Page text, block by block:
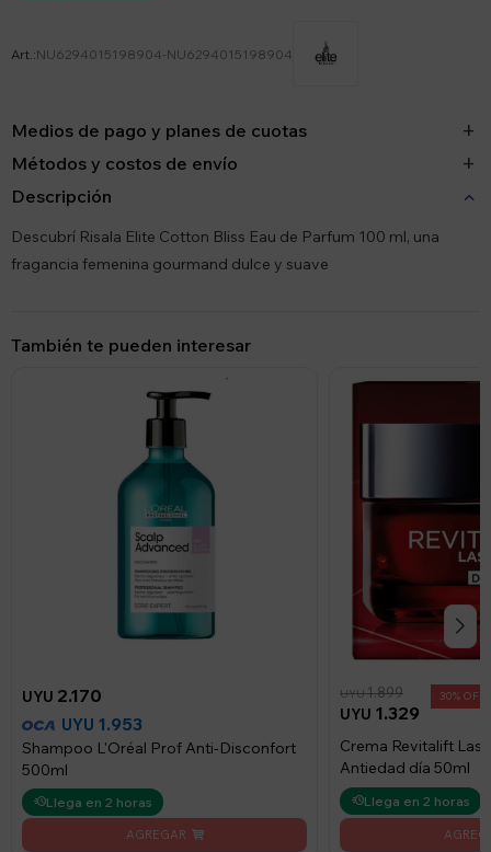
NU6294015198904-NU6294015198904
Medios de pago y planes de cuotas
Métodos y costos de envío
Descripción
Descubrí Risala Elite Cotton Bliss Eau de Parfum 100 ml, una
fragancia femenina gourmand dulce y suave
También te pueden interesar
UYU 2.170
UYU 1.953
Shampoo L'Oréal Prof Anti-Disconfort
500ml
Llega en 2 horas
UYU 1.329
UYU1.899 30
Crema Revitalift
Antiedad día 50ml
Llega en 2 horas